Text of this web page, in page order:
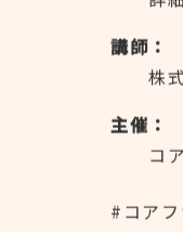
詳細
講師：
株式
主催：
コア